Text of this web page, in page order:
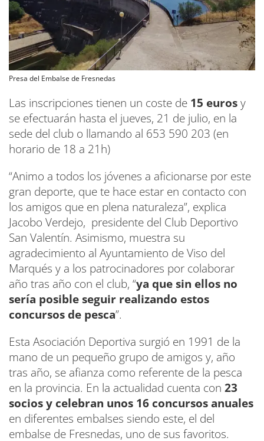
Presa del Embalse de Fresnedas
Las inscripciones tienen un coste de 15 eurosy
se efectuarán hasta el jueves, 21 de julio, en la
sede del club o llamando al 653 590 203 (en
horario de 18 a 21h)
“Animo a todos los jóvenes a aficionarse por este
gran deporte, que te hace estar en contacto con
los amigos que en plena naturaleza”, explica
Jacobo Verdejo, presidente del Club Deportivo
San Valentín. Asimismo, muestra su
agradecimiento al Ayuntamiento de Viso del
Marqués y a los patrocinadores por colaborar
año tras año con el club, “ya que sin ellos no
sería posible seguir realizando estos
concursos de pesca”.
Esta Asociación Deportiva surgió en 1991 de la
mano de un pequeño grupo de amigos y, año
tras año, se afianza como referente de la pesca
en la provincia. En la actualidad cuenta con 23
socios y celebran unos 16 concursos anuales
en diferentes embalses siendo este, el del
embalse de Fresnedas, uno de sus favoritos.